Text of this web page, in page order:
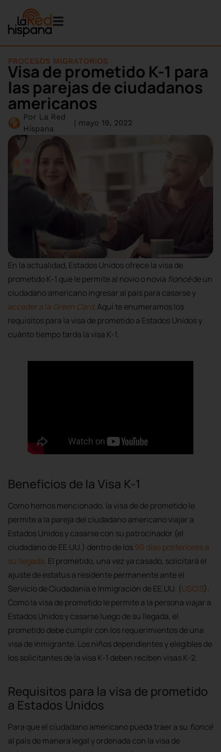
PROCESOS MIGRATORIOS
Visa de prometido K-1 para
las parejas de ciudadanos
americanos
Por La Red
Hispana
| mayo 19, 2022
En la actualidad, Estados Unidos ofrece la visa de
prometido K-1 que le permite al novio o novia fioncéde un
ciudadano americano ingresar al país para casarse y
acceder a la Green Card. Aquí te enumeramos los
requisitos para la visa de prometido a Estados Unidos y
cuánto tiempo tarda la visa K-1.
Beneficios de la Visa K-1
Como hemos mencionado, la visa de de prometido le
permite a la pareja del ciudadano americano viajar a
Estados Unidos y casarse con su patrocinador (el
ciudadano de EE.UU.) dentro de los90 días posteriores a
su llegada. El prometido, una vez ya casado, solicitará el
ajuste de estatus a residente permanente ante el
Servicio de Ciudadanía e Inmigración de EE.UU. (USCIS).
Como la visa de prometido le permite a la persona viajar a
Estados Unidos y casarse luego de su llegada, el
prometido debe cumplir con los requerimientos de una
visa de inmigrante. Los niños dependientes y elegibles de
los solicitantes de la visa K-1 deben reciben visas K-2.
Requisitos para la visa de prometido
a Estados Unidos
Para que el ciudadano americano pueda traer a su fioncé
al país de manera legal y ordenada con la visa de